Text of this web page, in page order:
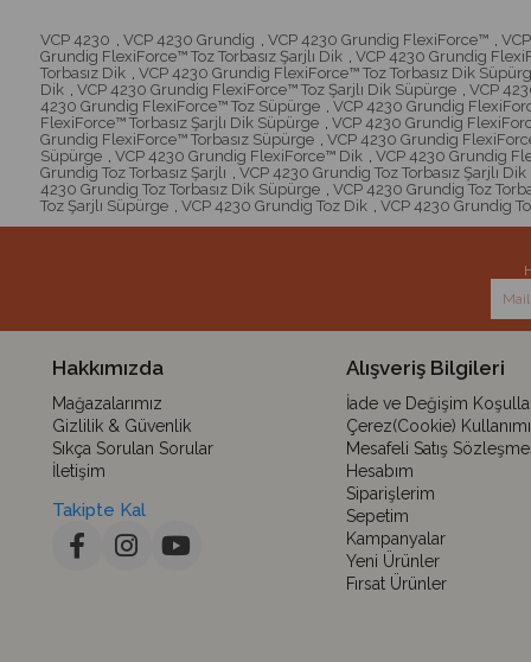
VCP 4230
VCP 4230 Grundig VCP 4230 Grundig FlexiForce™
Grundig FlexiForce™ Toz Torbasız Şarjlı Dik
VCP 4230 Grundig
Torbasız Dik
VCP 4230 Grundig FlexiForce™ Toz Torbasız Dik
Dik
VCP 4230 Grundig FlexiForce™ Toz Şarjlı Dik Süpürge VCP
4230 Grundig FlexiForce™ Toz Süpürge
VCP 4230 Grundig
FlexiForce™ Torbasız Şarjlı Dik Süpürge
VCP 4230 Grundig
Grundig FlexiForce™ Torbasız Süpürge
VCP 4230 Grundig
Süpürge
VCP 4230 Grundig FlexiForce™ Dik VCP 4230 Grundig
Grundig Toz Torbasız Şarjlı
VCP 4230 Grundig Toz Torbasız Şarjlı Dik
4230 Grundig Toz Torbasız Dik Süpürge
VCP 4230 Grundig Toz
Toz Şarjlı Süpürge
VCP 4230 Grundig Toz Dik VCP 4230 Grundig
Hakkımızda
Mağazalarımız
Gizlilik & Güvenlik
Sıkça Sorulan Sorular
İletişim
Takipte Kal
Alışveriş Bilgileri
İade ve Değişim
Çerez(Cookie) Kullanımı
Mesafeli Satış
Hesabım
Siparişlerim
Sepetim
Kampanyalar
Yeni Ürünler
Fırsat Ürünler